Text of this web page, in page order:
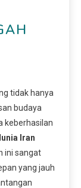
tidak hanya
budaya
keberhasilan
Iran
ini sangat
yang jauh